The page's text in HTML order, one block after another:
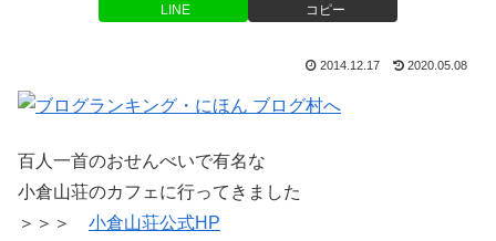
LINE コピー
2014.12.17 2020.05.08
百人一首のおせんべいで有名な
小倉山荘のカフェに行ってきました
＞＞＞ 小倉山荘公式HP